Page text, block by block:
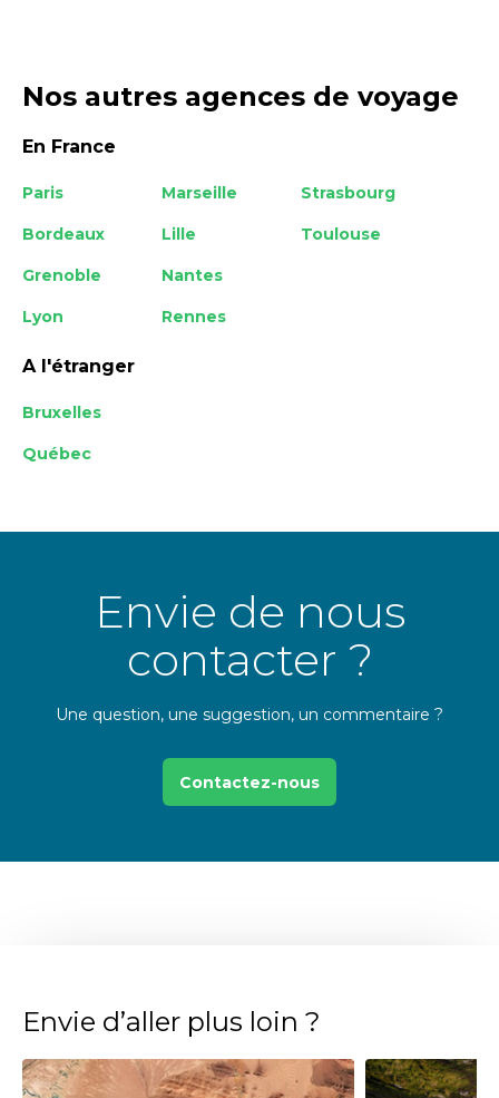
Nos autres agences de voyage
En France
Paris
Bordeaux
Grenoble
Lyon
Marseille
Lille
Nantes
Rennes
Strasbourg
Toulouse
A l'étranger
Bruxelles
Québec
Envie de nous
contacter ?
Une question, une suggestion, un commentaire ?
Contactez-nous
Envie d’aller plus loin ?